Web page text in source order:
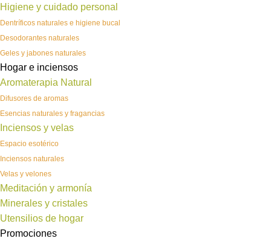
Higiene y cuidado personal
Dentríficos naturales e higiene bucal
Desodorantes naturales
Geles y jabones naturales
Hogar e inciensos
Aromaterapia Natural
Difusores de aromas
Esencias naturales y fragancias
Inciensos y velas
Espacio esotérico
Inciensos naturales
Velas y velones
Meditación y armonía
Minerales y cristales
Utensilios de hogar
Promociones